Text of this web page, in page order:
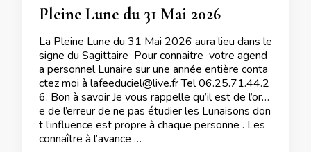
Pleine Lune du 31 Mai 2026
La Pleine Lune du 31 Mai 2026 aura lieu dans le
signe du Sagittaire Pour connaitre votre agend
a personnel Lunaire sur une année entière conta
ctez moi à lafeeduciel@live.fr Tel 06.25.71.44.2
6. Bon à savoir Je vous rappelle qu’il est de l’ordr
e de l’erreur de ne pas étudier les Lunaisons don
t l’influence est propre à chaque personne . Les
connaître à l’avance …